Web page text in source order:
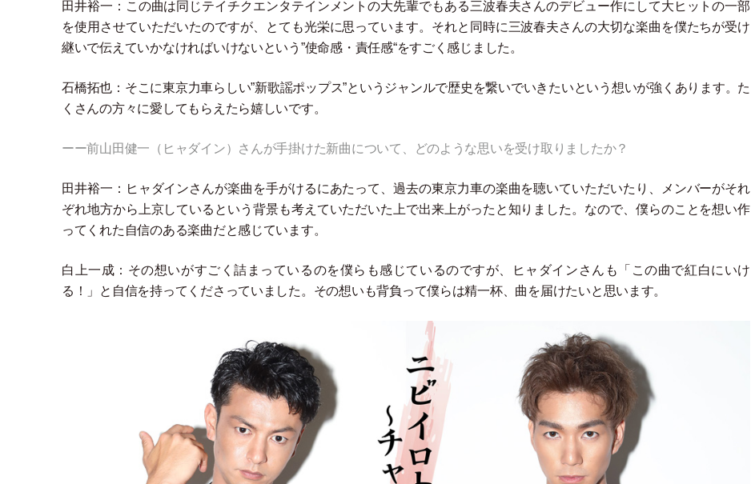
田井裕一：この曲は同じテイチクエンタテインメントの大先輩でもある三波春夫さんのデビュー作にして大ヒットの一部
を使用させていただいたのですが、とても光栄に思っています。それと同時に三波春夫さんの大切な楽曲を僕たちが受け
継いで伝えていかなければいけないという”使命感・ 責任感“をすごく感じました。
石橋拓也：そこに東京力車らしい”新歌謡ポップス”というジャンルで歴史を繋いでいきたいという想いが強くあります。た
くさんの方々に愛してもらえたら嬉しいです。
ーー前山田健一 （ ヒャダイン） さんが手掛けた新曲について、どのような思いを受け取りましたか？
田井裕一：ヒャダインさんが楽曲を手がけるにあたって、過去の東京力車の楽曲を聴いていただいたり、メンバーがそれ
ぞれ地方から上京しているという背景も考えていただいた上で出来上がったと知りました。なので、僕らのことを想い作
ってくれた自信のある楽曲だと感じています。
白上一成：その想いがすごく詰まっているのを僕らも感じているのですが、ヒャダインさんも 「 この曲で紅白にいけ
る！
」 と自信を持ってくださっていました。その想いも背負って僕らは精一杯、曲を届けたいと思います。